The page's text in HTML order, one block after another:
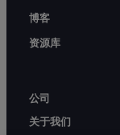
博客
资源库
公司
关于我们